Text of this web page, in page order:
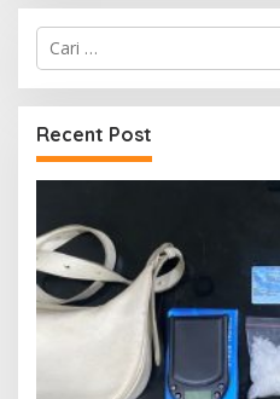
Cari
untuk:
Recent Post